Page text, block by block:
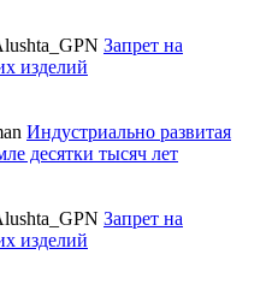
Запрет на
изделий
Индустриально развитая
десятки тысяч лет
Запрет на
изделий